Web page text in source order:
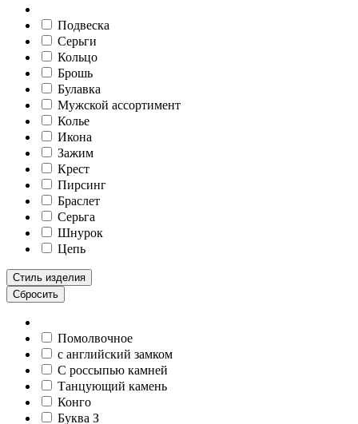
Подвеска
Серьги
Кольцо
Брошь
Булавка
Мужской ассортимент
Колье
Икона
Зажим
Крест
Пирсинг
Браслет
Серьга
Шнурок
Цепь
Стиль изделия
Сбросить
Помолвочное
c английский замком
С россыпью камней
Танцующий камень
Конго
Буква З